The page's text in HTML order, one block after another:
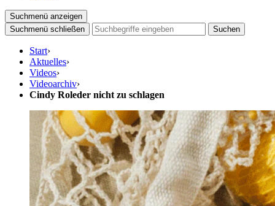
Suchmenü anzeigen
Suchmenü schließen
Suchen
Start›
Aktuelles›
Videos›
Videoarchiv›
Cindy Roleder nicht zu schlagen